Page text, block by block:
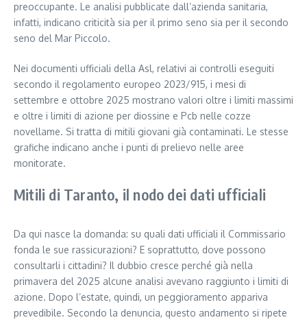
preoccupante. Le analisi pubblicate dall’azienda sanitaria,
infatti, indicano criticità sia per il primo seno sia per il secondo
seno del Mar Piccolo.
Nei documenti ufficiali della Asl, relativi ai controlli eseguiti
secondo il regolamento europeo 2023/915, i mesi di
settembre e ottobre 2025 mostrano valori oltre i limiti massimi
e oltre i limiti di azione per diossine e Pcb nelle cozze
novellame. Si tratta di mitili giovani già contaminati. Le stesse
grafiche indicano anche i punti di prelievo nelle aree
monitorate.
Mitili di Taranto, il nodo dei dati ufficiali
Da qui nasce la domanda: su quali dati ufficiali il Commissario
fonda le sue rassicurazioni? E soprattutto, dove possono
consultarli i cittadini? Il dubbio cresce perché già nella
primavera del 2025 alcune analisi avevano raggiunto i limiti di
azione. Dopo l’estate, quindi, un peggioramento appariva
prevedibile. Secondo la denuncia, questo andamento si ripete